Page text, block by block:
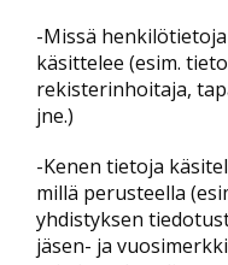
-Missä
käsittelee (esim.
rekisterinhoitaja,
jne.)
-Kenen tietoja
millä perusteella
yhdistyksen
jäsen- ja